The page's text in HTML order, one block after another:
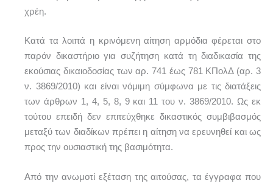
χρέη.
Κατά τα λοιπά η κρινόμενη αίτηση αρμόδια φέρεται στο
παρόν δικαστήριο για συζήτηση κατά τη διαδικασία της
εκούσιας δικαιοδοσίας των αρ. 741 έως 781 ΚΠολΔ (αρ. 3
ν. 3869/2010) και είναι νόμιμη σύμφωνα με τις διατάξεις
των άρθρων 1, 4, 5, 8, 9 και 11 του ν. 3869/2010. Ως εκ
τούτου επειδή δεν επιτεύχθηκε δικαστικός συμβιβασμός
μεταξύ των διαδίκων πρέπει η αίτηση να ερευνηθεί και ως
προς την ουσιαστική της βασιμότητα.
Από την ανωμοτί εξέταση της αιτούσας, τα έγγραφα που